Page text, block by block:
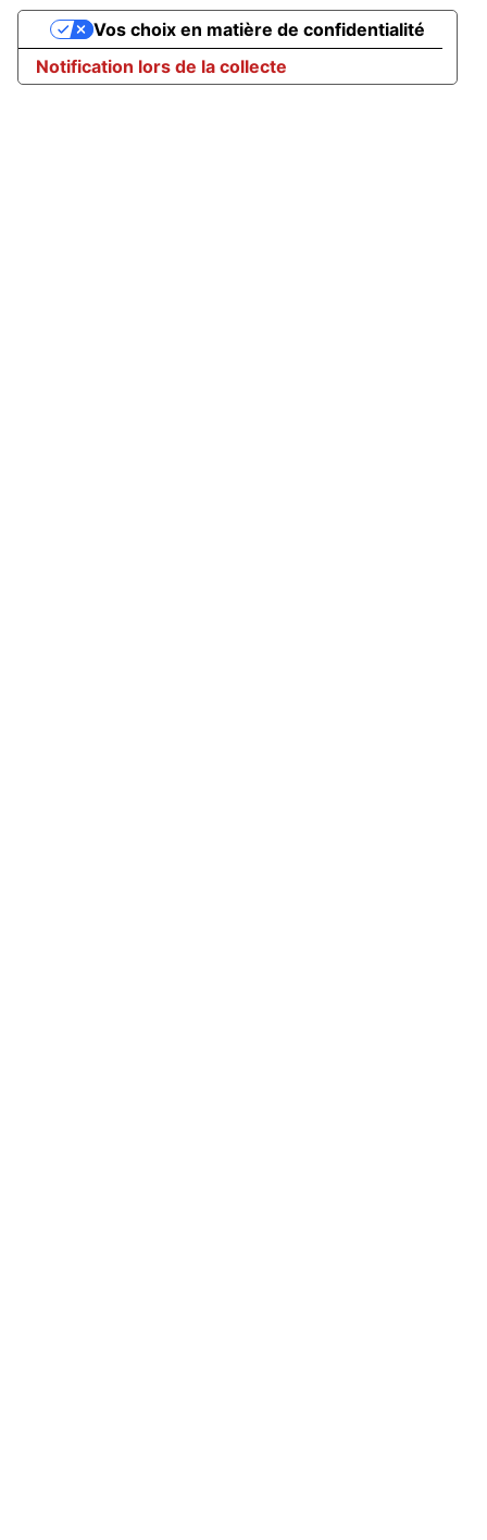
Notification lors de la collecte
Vos choix en matière de confidentialité